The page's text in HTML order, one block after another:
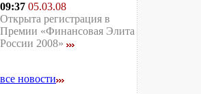
09:37 05.03.08
Открыта регистрация в
Премии «Финансовая Элита
России 2008»
все новости